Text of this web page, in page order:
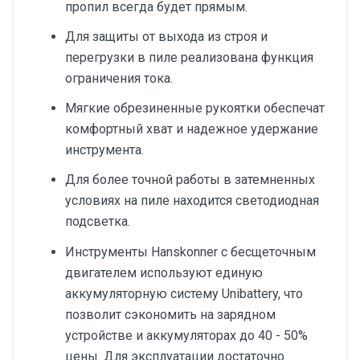
пропил всегда будет прямым.
Для защиты от выхода из строя и
перегрузки в пиле реализована функция
ограничения тока.
Мягкие обрезиненные рукоятки обеспечат
комфортный хват и надежное удержание
инструмента.
Для более точной работы в затемненных
условиях на пиле находится светодиодная
подсветка.
Инструменты Hanskonner с бесщеточным
двигателем используют единую
аккумуляторную систему Unibattery, что
позволит сэкономить на зарядном
устройстве и аккумуляторах до 40 - 50%
цены. Для эксплуатации достаточно